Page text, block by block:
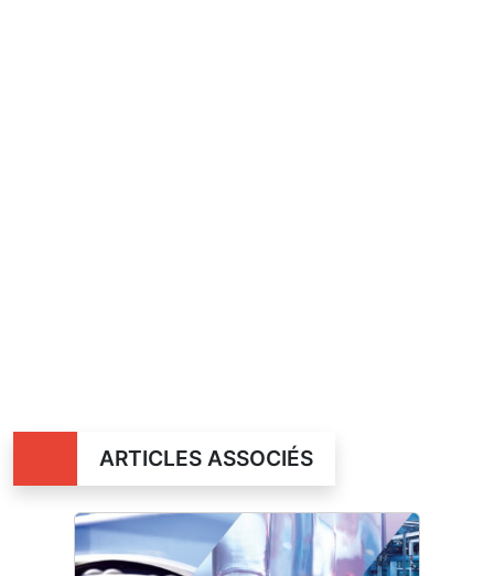
ARTICLES ASSOCIÉS